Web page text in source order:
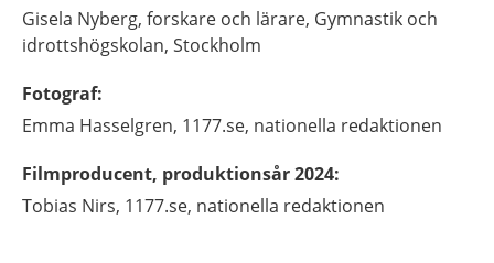
Gisela Nyberg, forskare och lärare, Gymnastik och
idrottshögskolan, Stockholm
Fotograf:
Emma Hasselgren, 1177.se, nationella redaktionen
Filmproducent, produktionsår 2024:
Tobias Nirs, 1177.se, nationella redaktionen